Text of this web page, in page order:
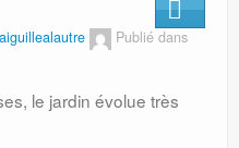
Publié dans
le jardin évolue très